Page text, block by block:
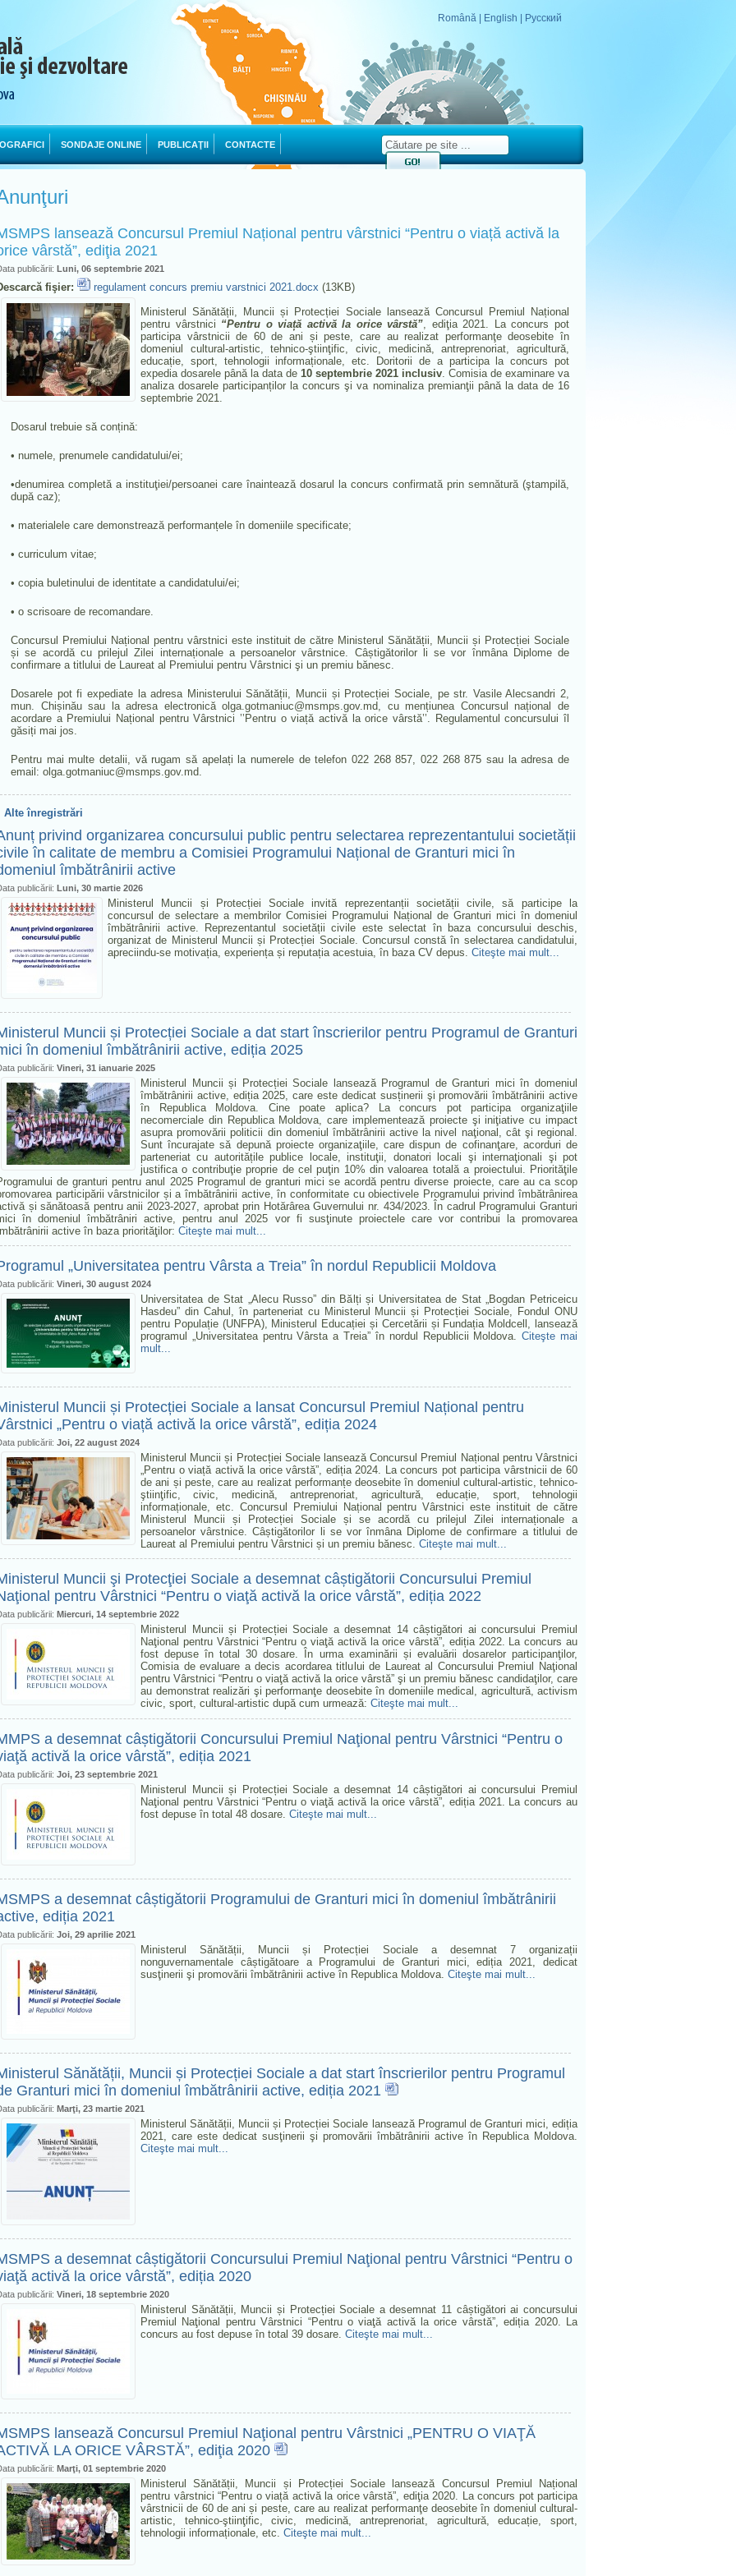
Română English Русский
SONDAJE ONLINE PUBLICAŢII CONTACTE
lansează Concursul Premiul Național pentru vârstnici “Pentru o viață activă la
vârstă”, ediţia 2021
publicării: Luni, 06 septembrie 2021
fişier: regulament concurs premiu varstnici 2021.docx (13KB)
Ministerul Sănătății, Muncii și Protecției Sociale lansează Concursul Premiul Național
pentru vârstnici “Pentru o viață activă la orice vârstă”, ediţia 2021. La concurs pot
participa vârstnicii de 60 de ani și peste, care au realizat performanţe deosebite în
domeniul cultural-artistic, tehnico-ştiinţific, civic, medicină, antreprenoriat, agricultură,
educație, sport, tehnologii informaționale, etc. Doritorii de a participa la concurs pot
expedia dosarele până la data de 10 septembrie 2021 inclusiv. Comisia de examinare va
analiza dosarele participanților la concurs şi va nominaliza premianţii până la data de 16
septembrie 2021.
Dosarul trebuie să conțină:
• numele, prenumele candidatului/ei;
•denumirea completă a instituţiei/persoanei care înaintează dosarul la concurs confirmată prin semnătură (ştampilă,
după caz);
• materialele care demonstrează performanțele în domeniile specificate;
• curriculum vitae;
• copia buletinului de identitate a candidatului/ei;
• o scrisoare de recomandare.
Concursul Premiului Național pentru vârstnici este instituit de către Ministerul Sănătății, Muncii și Protecției Sociale
și se acordă cu prilejul Zilei internaționale a persoanelor vârstnice. Câștigătorilor li se vor înmâna Diplome de
confirmare a titlului de Laureat al Premiului pentru Vârstnici şi un premiu bănesc.
Dosarele pot fi expediate la adresa Ministerului Sănătății, Muncii și Protecției Sociale, pe str. Vasile Alecsandri 2,
mun. Chișinău sau la adresa electronică olga.gotmaniuc@msmps.gov.md, cu mențiunea Concursul național de
acordare a Premiului Național pentru Vârstnici ’’Pentru o viață activă la orice vârstă’’. Regulamentul concursului îl
găsiți mai jos.
Pentru mai multe detalii, vă rugam să apelați la numerele de telefon 022 268 857, 022 268 875 sau la adresa de
email: olga.gotmaniuc@msmps.gov.md.
Alte înregistrări
privind organizarea concursului public pentru selectarea reprezentantului societății
în calitate de membru a Comisiei Programului Național de Granturi mici în
îmbătrânirii active
publicării: Luni, 30 martie 2026
Ministerul Muncii și Protecției Sociale invită reprezentanții societății civile, să participe la
concursul de selectare a membrilor Comisiei Programului Național de Granturi mici în domeniul
îmbătrânirii active. Reprezentantul societății civile este selectat în baza concursului deschis,
organizat de Ministerul Muncii și Protecției Sociale. Concursul constă în selectarea candidatului,
apreciindu-se motivația, experiența și reputația acestuia, în baza CV depus. Citeşte mai mult...
Muncii și Protecției Sociale a dat start înscrierilor pentru Programul de Granturi
în domeniul îmbătrânirii active, ediția 2025
publicării: Vineri, 31 ianuarie 2025
Ministerul Muncii și Protecției Sociale lansează Programul de Granturi mici în domeniul
îmbătrânirii active, ediția 2025, care este dedicat susținerii şi promovării îmbătrânirii active
în Republica Moldova. Cine poate aplica? La concurs pot participa organizaţiile
necomerciale din Republica Moldova, care implementează proiecte şi iniţiative cu impact
asupra promovării politicii din domeniul îmbătrânirii active la nivel naţional, cât şi regional.
Sunt încurajate să depună proiecte organizaţiile, care dispun de cofinanţare, acorduri de
parteneriat cu autoritățile publice locale, instituţii, donatori locali şi internaţionali şi pot
justifica o contribuţie proprie de cel puţin 10% din valoarea totală a proiectului. Priorităţile
de granturi pentru anul 2025 Programul de granturi mici se acordă pentru diverse proiecte, care au ca scop
participării vârstnicilor și a îmbătrânirii active, în conformitate cu obiectivele Programului privind îmbătrânirea
și sănătoasă pentru anii 2023-2027, aprobat prin Hotărârea Guvernului nr. 434/2023. În cadrul Programului Granturi
în domeniul îmbătrâniri active, pentru anul 2025 vor fi susţinute proiectele care vor contribui la promovarea
active în baza priorităţilor: Citeşte mai mult...
„Universitatea pentru Vârsta a Treia” în nordul Republicii Moldova
publicării: Vineri, 30 august 2024
Universitatea de Stat „Alecu Russo” din Bălți și Universitatea de Stat „Bogdan Petriceicu
Hasdeu” din Cahul, în parteneriat cu Ministerul Muncii și Protecției Sociale, Fondul ONU
pentru Populație (UNFPA), Ministerul Educației și Cercetării și Fundația Moldcell, lansează
programul „Universitatea pentru Vârsta a Treia” în nordul Republicii Moldova.Citeşte mai
mult...
Muncii și Protecției Sociale a lansat Concursul Premiul Național pentru
„Pentru o viață activă la orice vârstă”, ediția 2024
publicării: Joi, 22 august 2024
Ministerul Muncii și Protecției Sociale lansează Concursul Premiul Național pentru Vârstnici
„Pentru o viață activă la orice vârstă”, ediția 2024. La concurs pot participa vârstnicii de 60
de ani și peste, care au realizat performanțe deosebite în domeniul cultural-artistic, tehnico-
ştiinţific, civic, medicină, antreprenoriat, agricultură, educație, sport, tehnologii
informaționale, etc. Concursul Premiului Național pentru Vârstnici este instituit de către
Ministerul Muncii și Protecției Sociale și se acordă cu prilejul Zilei internaționale a
persoanelor vârstnice. Câștigătorilor li se vor înmâna Diplome de confirmare a titlului de
Laureat al Premiului pentru Vârstnici și un premiu bănesc. Citeşte mai mult...
Muncii şi Protecţiei Sociale a desemnat câștigătorii Concursului Premiul
pentru Vârstnici “Pentru o viaţă activă la orice vârstă”, ediția 2022
publicării: Miercuri, 14 septembrie 2022
Ministerul Muncii și Protecției Sociale a desemnat 14 câștigători ai concursului Premiul
Naţional pentru Vârstnici “Pentru o viaţă activă la orice vârstă”, ediția 2022. La concurs au
fost depuse în total 30 dosare. În urma examinării și evaluării dosarelor participanţilor,
Comisia de evaluare a decis acordarea titlului de Laureat al Concursului Premiul Naţional
pentru Vârstnici “Pentru o viaţă activă la orice vârstă” şi un premiu bănesc candidaţilor, care
au demonstrat realizări şi performanţe deosebite în domeniile medical, agricultură, activism
civic, sport, cultural-artistic după cum urmează: Citeşte mai mult...
a desemnat câștigătorii Concursului Premiul Naţional pentru Vârstnici “Pentru o
activă la orice vârstă”, ediția 2021
publicării: Joi, 23 septembrie 2021
Ministerul Muncii și Protecției Sociale a desemnat 14 câștigători ai concursului Premiul
Naţional pentru Vârstnici “Pentru o viaţă activă la orice vârstă”, ediția 2021. La concurs au
fost depuse în total 48 dosare. Citeşte mai mult...
a desemnat câștigătorii Programului de Granturi mici în domeniul îmbătrânirii
ediția 2021
publicării: Joi, 29 aprilie 2021
Ministerul Sănătății, Muncii și Protecției Sociale a desemnat 7 organizații
nonguvernamentale câștigătoare a Programului de Granturi mici, ediția 2021, dedicat
susţinerii şi promovării îmbătrânirii active în Republica Moldova. Citeşte mai mult...
Sănătății, Muncii și Protecției Sociale a dat start înscrierilor pentru Programul
Granturi mici în domeniul îmbătrânirii active, ediția 2021
publicării: Marţi, 23 martie 2021
Ministerul Sănătății, Muncii și Protecției Sociale lansează Programul de Granturi mici, ediția
2021, care este dedicat susţinerii şi promovării îmbătrânirii active în Republica Moldova.
Citeşte mai mult...
a desemnat câștigătorii Concursului Premiul Naţional pentru Vârstnici “Pentru o
activă la orice vârstă”, ediția 2020
publicării: Vineri, 18 septembrie 2020
Ministerul Sănătății, Muncii și Protecției Sociale a desemnat 11 câștigători ai concursului
Premiul Naţional pentru Vârstnici “Pentru o viaţă activă la orice vârstă”, ediția 2020. La
concurs au fost depuse în total 39 dosare. Citeşte mai mult...
lansează Concursul Premiul Naţional pentru Vârstnici „PENTRU O VIAŢĂ
LA ORICE VÂRSTĂ”, ediţia 2020
publicării: Marţi, 01 septembrie 2020
Ministerul Sănătății, Muncii și Protecției Sociale lansează Concursul Premiul Național
pentru vârstnici “Pentru o viață activă la orice vârstă”, ediţia 2020. La concurs pot participa
vârstnicii de 60 de ani și peste, care au realizat performanţe deosebite în domeniul cultural-
artistic, tehnico-ştiinţific, civic, medicină, antreprenoriat, agricultură, educație, sport,
tehnologii informaționale, etc. Citeşte mai mult...